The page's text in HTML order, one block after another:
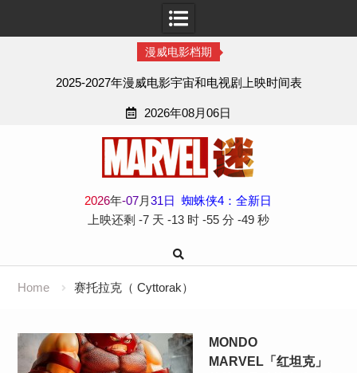
漫威电影档期
2025-2027年漫威电影宇宙和电视剧上映时间表
2026年08月06日
2026年-07月31日
蜘蛛侠4：全新日
上映还剩 -7 天 -13 时 -55 分 -49 秒
Home 赛托拉克（ Cyttorak）
MONDO
MARVEL「红坦克」